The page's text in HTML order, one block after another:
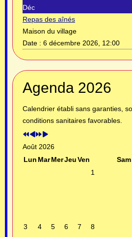
Déc
Repas des aînés
Maison du village
Date : 6 décembre 2026, 12:00
Agenda 2026
Calendrier établi sans garanties,
conditions sanitaires favorables.
Année
précédente
précédent
suivante
suivant
Août 2026
Lun MarMerJeuVen Sam
1
3 4 5 6 7 8